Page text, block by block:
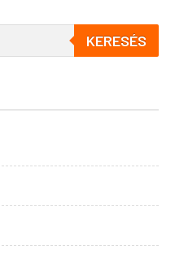
KERESÉS